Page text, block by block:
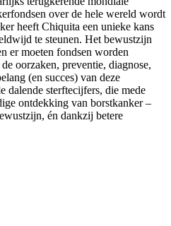
over de hele wereld wordt
heeft Chiquita een unieke kans
te steunen. Het bewustzijn
er moeten fondsen worden
oorzaken, preventie, diagnose,
(en succes) van deze
dalende sterftecijfers, die mede
ontdekking van borstkanker –
én dankzij betere